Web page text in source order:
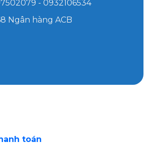
- 0932106534
Ngân hàng ACB
toán